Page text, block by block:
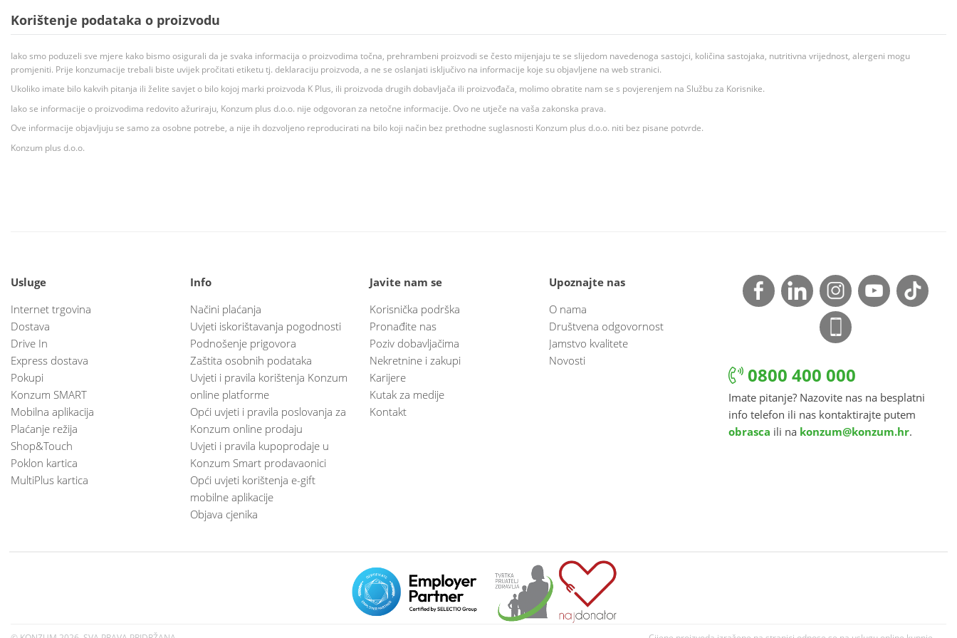
Korištenje podataka o proizvodu
Iako smo poduzeli sve mjere kako bismo osigurali da je svaka informacija o proizvodima točna, prehrambeni proizvodi se često mijenjaju te se slijedom navedenoga sastojci, količina sastojaka, nutritivna vrijednost, alergeni mogu
promjeniti. Prije konzumacije trebali biste uvijek pročitati etiketu tj. deklaraciju proizvoda, a ne se oslanjati isključivo na informacije koje su objavljene na web stranici.
Ukoliko imate bilo kakvih pitanja ili želite savjet o bilo kojoj marki proizvoda K Plus, ili proizvoda drugih dobavljača ili proizvođača, molimo obratite nam se s povjerenjem na Službu za Korisnike.
Iako se informacije o proizvodima redovito ažuriraju, Konzum plus d.o.o. nije odgovoran za netočne informacije. Ovo ne utječe na vaša zakonska prava.
Ove informacije objavljuju se samo za osobne potrebe, a nije ih dozvoljeno reproducirati na bilo koji način bez prethodne suglasnosti Konzum plus d.o.o. niti bez pisane potvrde.
Konzum plus d.o.o.
Usluge
Internet trgovina
Dostava
Drive In
Express dostava
Pokupi
Konzum SMART
Mobilna aplikacija
Plaćanje režija
Shop&Touch
Poklon kartica
MultiPlus kartica
Info
Načini plaćanja
Uvjeti iskorištavanja pogodnosti
Podnošenje prigovora
Zaštita osobnih podataka
Uvjeti i pravila korištenja Konzum
online platforme
Opći uvjeti i pravila poslovanja za
Konzum online prodaju
Uvjeti i pravila kupoprodaje u
Konzum Smart prodavaonici
Opći uvjeti korištenja e-gift
mobilne aplikacije
Objava cjenika
Javite nam se
Korisnička podrška
Pronađite nas
Poziv dobavljačima
Nekretnine i zakupi
Karijere
Kutak za medije
Kontakt
Upoznajte nas
O nama
Društvena odgovornost
Jamstvo kvalitete
Novosti
0800 400 000
Imate pitanje? Nazovite nas na besplatni
info telefon ili nas kontaktirajte putem
obrasca ili na konzum@konzum.hr.